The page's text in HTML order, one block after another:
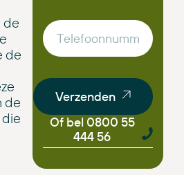
de
de
de
Verzenden
Of bel 0800 55
444 56